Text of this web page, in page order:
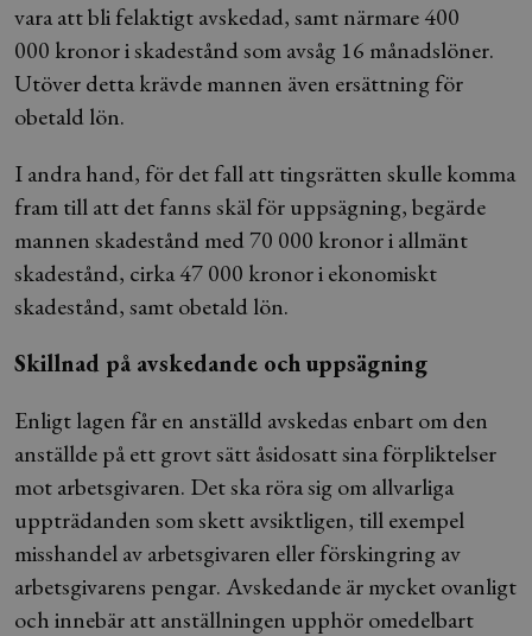
vara att bli felaktigt avskedad, samt närmare 400
000 kronor i skadestånd som avsåg 16 månadslöner.
Utöver detta krävde mannen även ersättning för
obetald lön.
I andra hand, för det fall att tingsrätten skulle komma
fram till att det fanns skäl för uppsägning, begärde
mannen skadestånd med 70 000 kronor i allmänt
skadestånd, cirka 47 000 kronor i ekonomiskt
skadestånd, samt obetald lön.
Skillnad på avskedande och uppsägning
Enligt lagen får en anställd avskedas enbart om den
anställde på ett grovt sätt åsidosatt sina förpliktelser
mot arbetsgivaren. Det ska röra sig om allvarliga
uppträdanden som skett avsiktligen, till exempel
misshandel av arbetsgivaren eller förskingring av
arbetsgivarens pengar. Avskedande är mycket ovanligt
och innebär att anställningen upphör omedelbart